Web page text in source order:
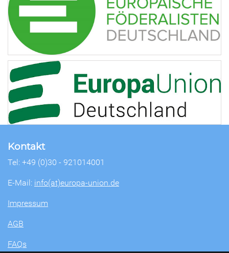
Kontakt
Tel: +49 (0)30 - 921014001
E-Mail: info(at)europa-union.de
Impressum
AGB
FAQs